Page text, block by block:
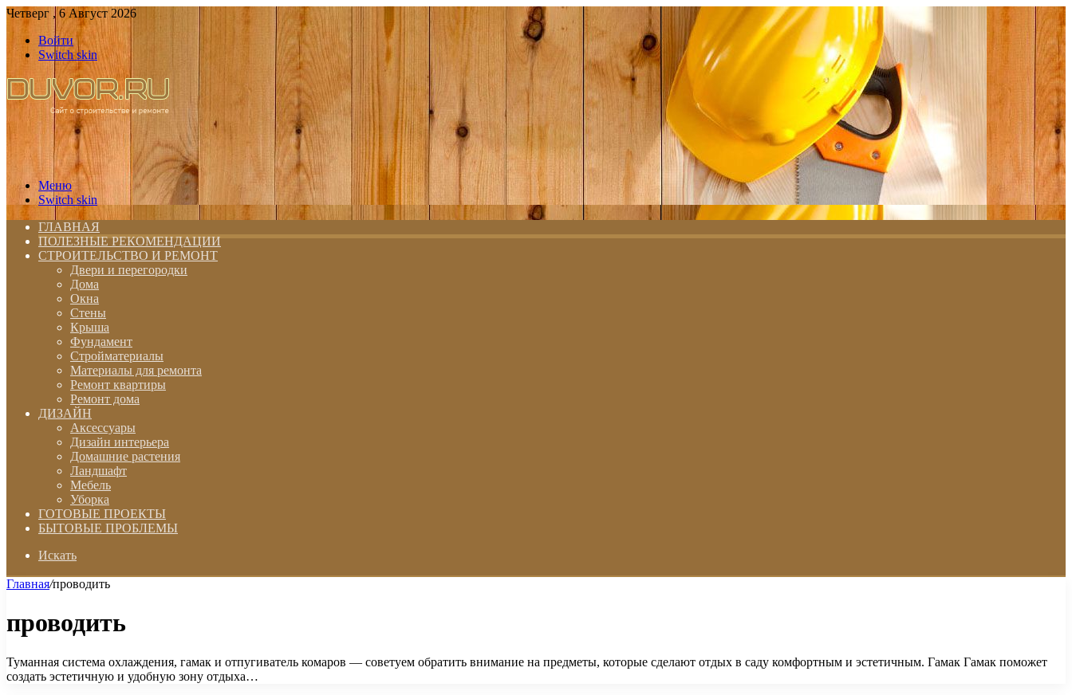
Четверг , 6 Август 2026
Войти
Switch skin
Меню
Switch skin
ГЛАВНАЯ
ПОЛЕЗНЫЕ РЕКОМЕНДАЦИИ
СТРОИТЕЛЬСТВО И РЕМОНТ
Двери и перегородки
Дома
Окна
Стены
Крыша
Фундамент
Стройматериалы
Материалы для ремонта
Ремонт квартиры
Ремонт дома
ДИЗАЙН
Аксессуары
Дизайн интерьера
Домашние растения
Ландшафт
Мебель
Уборка
ГОТОВЫЕ ПРОЕКТЫ
БЫТОВЫЕ ПРОБЛЕМЫ
Искать
Главная/проводить
проводить
Туманная система охлаждения, гамак и отпугиватель комаров — советуем обратить внимание на предметы, которые сделают отдых в саду комфортным и эстетичным. Гамак Гамак поможет
создать эстетичную и удобную зону отдыха…